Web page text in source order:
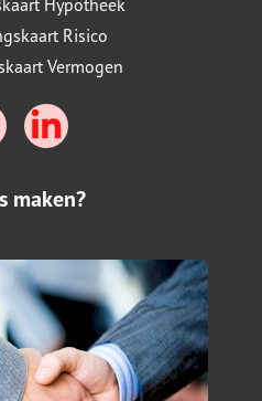
Hypotheek
Risico
Vermogen
maken?